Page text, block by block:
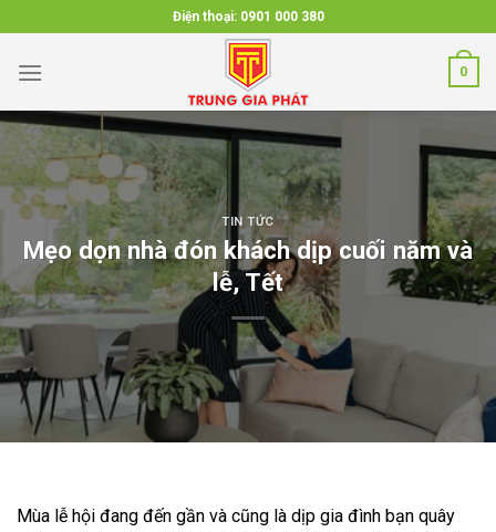
to
content
Điện thoại: 0901 000 380
0
TIN TỨC
Mẹo dọn nhà đón khách dịp cuối năm và
lễ, Tết
Mùa lễ hội đang đến gần và cũng là dịp gia đình bạn quây